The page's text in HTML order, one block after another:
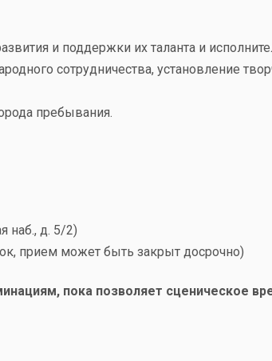
и поддержки их таланта и
сотрудничества, установление
пребывания.
наб., д. 5/2)
прием может быть закрыт досрочно)
пока позволяет сценическое